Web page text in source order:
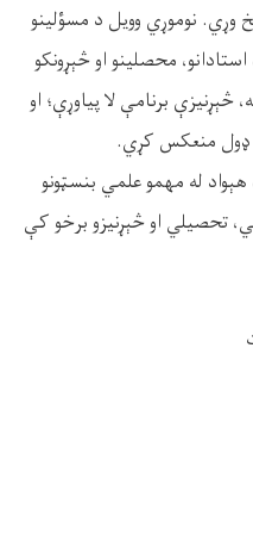
وړي. نوموړي وویل د مسؤلینو
محصلینو او څېړونکو
برنامې لا پیاوړې؛ او
ډول منعکس کړي.
له مهمو علمي بنسټونو
تحصیلي او څېړنیزو برخو کې